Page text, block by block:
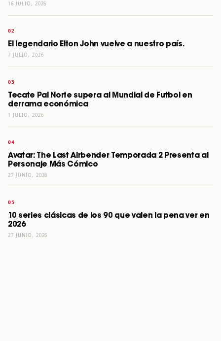
16 JULIO, 2026
El legendario Elton John vuelve a nuestro país.
7 JULIO, 2026
Tecate Pal Norte supera al Mundial de Futbol en
derrama económica
1 JULIO, 2026
Avatar: The Last Airbender Temporada 2 Presenta al
Personaje Más Cómico
27 JUNIO, 2026
10 series clásicas de los 90 que valen la pena ver en
2026
27 JUNIO, 2026